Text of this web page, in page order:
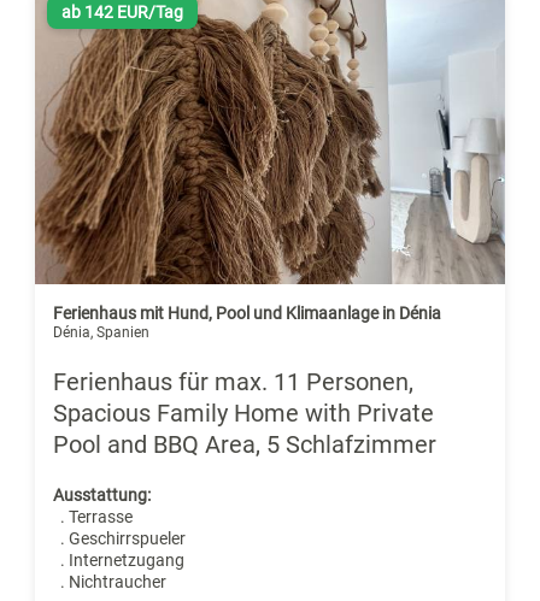
ab 142 EUR/Tag
Ferienhaus mit Hund, Pool und Klimaanlage in Dénia
Dénia, Spanien
Ferienhaus für max. 11 Personen,
Spacious Family Home with Private
Pool and BBQ Area, 5 Schlafzimmer
Ausstattung:
. Terrasse
. Geschirrspueler
. Internetzugang
. Nichtraucher